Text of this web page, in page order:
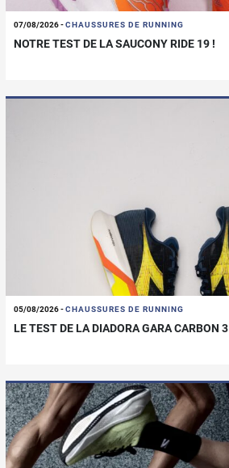
07/08/2026-CHAUSSURES DE RUNNING
NOTRE TEST DE LA SAUCONY RIDE 19 !
05/08/2026-CHAUSSURES DE RUNNING
LE TEST DE LA DIADORA GARA CARBON 3